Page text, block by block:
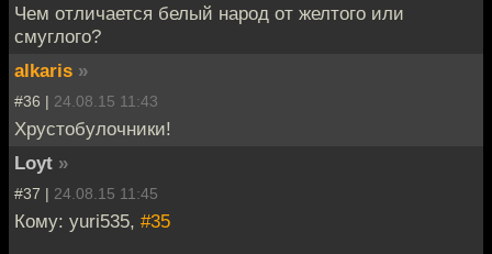
Чем отличается белый народ от желтого или
смуглого?
alkaris »
#36 | 24.08.15 11:43
Хрустобулочники!
Loyt »
#37 | 24.08.15 11:45
Кому: yuri535, #35